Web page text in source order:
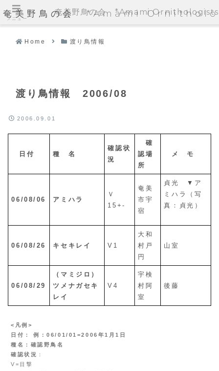
奄美野鳥の会 *Amami
Home 渡り鳥情報
渡り鳥情報 2006/08
2006.09.01
日付 種 名
確認状
況
確
認場
所
メ モ
06/08/06 アミハラ
Ｖ
15+-
奄美
市宇
宿
貞光 ▼ア
ミハラ（写
真：貞光）
06/08/26 キセキレイ V1
大和
村戸
円
山室
06/08/29
（マミジロ）
ツメナガセキ
レイ
V4
宇検
村阿
室
後藤
<凡例>
日付： 例：06/01/01=2006年1月1日
種名：確認野鳥名
確認状況
：
V=目撃
メニュー
奄美野鳥の会 *Amami